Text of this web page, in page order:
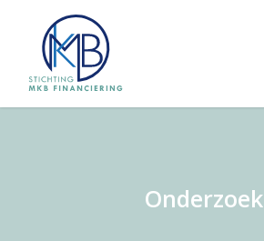
content
Onderzoek